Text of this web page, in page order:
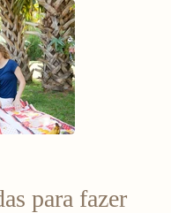
para fazer